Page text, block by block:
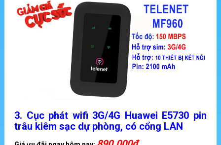
3. Cục phát wifi 3G/4G Huawei E5730 pin
trâu kiêm sạc dự phòng, có cổng LAN